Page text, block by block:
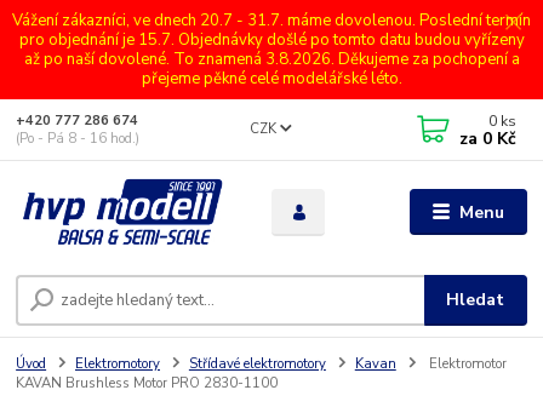
Vážení zákazníci, ve dnech 20.7 - 31.7. máme dovolenou. Poslední termín
pro objednání je 15.7. Objednávky došlé po tomto datu budou vyřízeny
až po naší dovolené. To znamená 3.8.2026. Děkujeme za pochopení a
přejeme pěkné celé modelářské léto.
Menu
CZK
Hledat
+420 777 286 674
(Po - Pá 8 - 16 hod.)
0 ks
za 0 Kč
Úvod Elektromotory Střídavé elektromotory Kavan
Elektromotor
KAVAN Brushless Motor PRO 2830-1100